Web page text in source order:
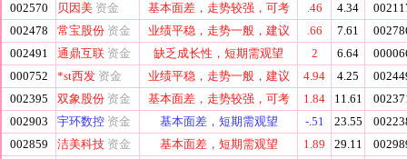
002570
贝因美 资金 基本面差，走势较强，可考 .46 4.34
002478
常宝股份 资金 业绩平稳，走势一般，建议 .66 7.61
002491
通鼎互联 资金 缺乏成长性，短期需观望 2 6.64
000752
*st西发 资金 业绩平稳，走势一般，建议 4.94 4.25
002395
双象股份 资金 基本面差，走势较强，可考 1.84 11.61
002903
宇环数控 资金 基本面差，短期需观望 -.51 23.55
002859
洁美科技 资金 基本面差，短期需观望 1.89 29.11